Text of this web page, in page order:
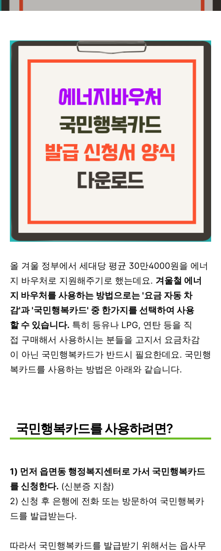
올 겨울 정부에서 세대당 평균 30만4000원을 에너
지 바우처로 지원해주기로 했는데요. 겨울철 에너
지 바우처를 사용하는 방법으로는 '요금 자동 차
감'과 '국민행복카드' 중 한가지를 선택하여 사용
할 수 있습니다. 특히 등유나 LPG, 연탄 등을 직
접 구매해서 사용하시는 분들을 고지서 요금차감
이 아닌 국민행복카드가 반드시 필요한데요. 국민행
복카드를 사용하는 방법은 아래와 같습니다.
국민행복카드를 사용하려면?
1) 먼저 읍면동 행정복지센터로 가서 국민행복카드
를 신청한다. (신분증 지참)
2) 신청 후 은행에 전화 또는 방문하여 국민행복카
드를 발급받는다.
따라서 국민행복카드를 발급받기 위해서는 읍사무